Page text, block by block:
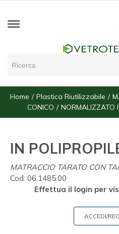
Home Plastica Riutilizzabile
CONICO
NORMALIZZATO
IN
MATRACCIO TARATO CON
Cod: 06.1485.00
Effettua il login per
ACCEDI/